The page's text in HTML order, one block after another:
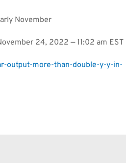
November
24, 2022 — 11:02 am EST
output-more-than-double-y-y-in-